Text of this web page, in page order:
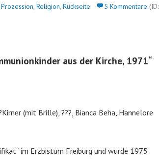
Prozession, Religion, Rückseite 5 Kommentare (ID:
aus der Kirche, 1971“
(mit Brille), ???, Bianca Beha, Hannelore
im Erzbistum Freiburg und wurde 1975